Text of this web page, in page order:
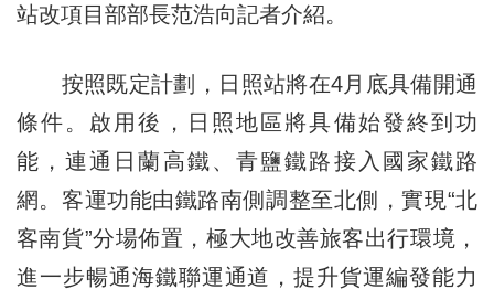
站改項目部部長范浩向記者介紹。
按照既定計劃，日照站將在4月底具備開通
條件。啟用後，日照地區將具備始發終到功
能，連通日蘭高鐵、青鹽鐵路接入國家鐵路
網。客運功能由鐵路南側調整至北側，實現“北
客南貨”分場佈置，極大地改善旅客出行環境，
進一步暢通海鐵聯運通道，提升貨運編發能力